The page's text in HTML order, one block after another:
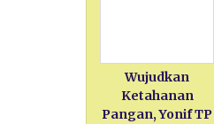
Wujudkan
Ketahanan
Pangan, Yonif TP